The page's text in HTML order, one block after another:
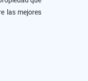
las mejores